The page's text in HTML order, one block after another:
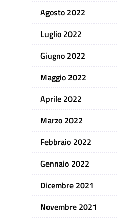
Agosto 2022
Luglio 2022
Giugno 2022
Maggio 2022
Aprile 2022
Marzo 2022
Febbraio 2022
Gennaio 2022
Dicembre 2021
Novembre 2021